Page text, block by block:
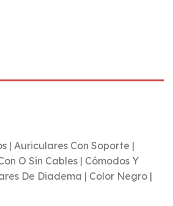
| Auriculares Con Soporte |
O Sin Cables | Cómodos Y
De Diadema | Color Negro |